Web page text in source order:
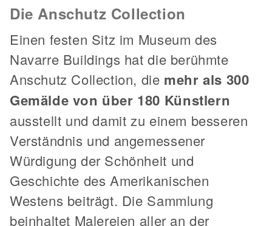
Die Anschutz Collection
Einen festen Sitz im Museum des
Navarre Buildings hat die berühmte
Anschutz Collection, die mehr als 300
Gemälde von über 180 Künstlern
ausstellt und damit zu einem besseren
Verständnis und angemessener
Würdigung der Schönheit und
Geschichte des Amerikanischen
Westens beiträgt. Die Sammlung
beinhaltet Malereien aller an der